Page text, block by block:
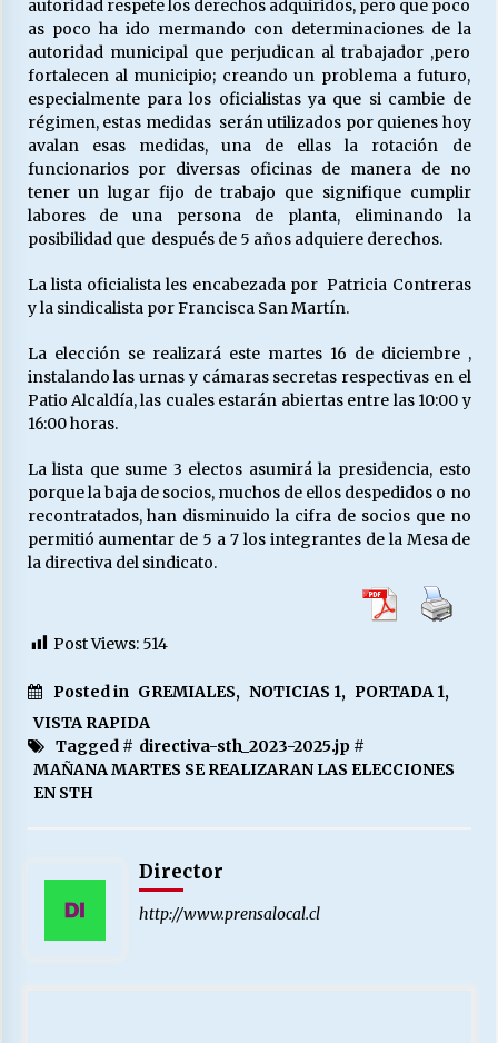
Releyendo la Rerum Novarum a 135 años. “La
cuestión social hoy”.
16/05/2026
S.O.S. a los ricos, Save Our Souls (Salvar
Nuestras Almas)
30/04/2026
¿Asesores con doble sueldo?
18/04/2026
Chile y sus segmentos de la riqueza
06/04/2026
autoridad respete los derechos adquiridos, pero que poco
as poco ha ido mermando con determinaciones de la
autoridad municipal que perjudican al trabajador ,pero
fortalecen al municipio; creando un problema a futuro,
especialmente para los oficialistas ya que si cambie de
régimen, estas medidas serán utilizados por quienes hoy
avalan esas medidas, una de ellas la rotación de
funcionarios por diversas oficinas de manera de no
tener un lugar fijo de trabajo que signifique cumplir
labores de una persona de planta, eliminando la
posibilidad que después de 5 años adquiere derechos.
La lista oficialista les encabezada por Patricia Contreras
y la sindicalista por Francisca San Martín.
La elección se realizará este martes 16 de diciembre ,
instalando las urnas y cámaras secretas respectivas en el
Patio Alcaldía, las cuales estarán abiertas entre las 10:00 y
16:00 horas.
La lista que sume 3 electos asumirá la presidencia, esto
porque la baja de socios, muchos de ellos despedidos o no
recontratados, han disminuido la cifra de socios que no
permitió aumentar de 5 a 7 los integrantes de la Mesa de
la directiva del sindicato.
Post Views: 514
Posted in GREMIALES, NOTICIAS 1, PORTADA 1,
VISTA RAPIDA
Tagged # directiva-sth_2023-2025.jp#
MAÑANA MARTES SE REALIZARAN LAS ELECCIONES
EN STH
Director
http://www.prensalocal.cl